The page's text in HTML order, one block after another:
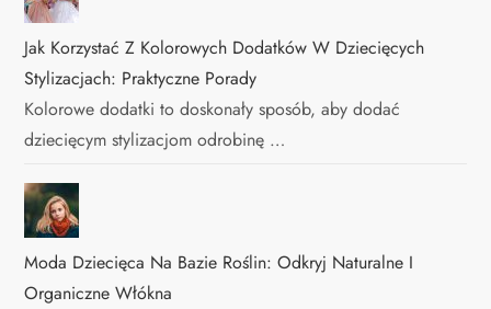
Jak Korzystać Z Kolorowych Dodatków W Dziecięcych
Stylizacjach: Praktyczne Porady
Kolorowe dodatki to doskonały sposób, aby dodać
dziecięcym stylizacjom odrobinę …
Moda Dziecięca Na Bazie Roślin: Odkryj Naturalne I
Organiczne Włókna